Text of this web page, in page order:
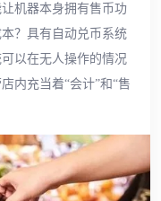
机器本身拥有售币功
？具有自动兑币系统
以在无人操作的情况
内充当着“会计”和“售